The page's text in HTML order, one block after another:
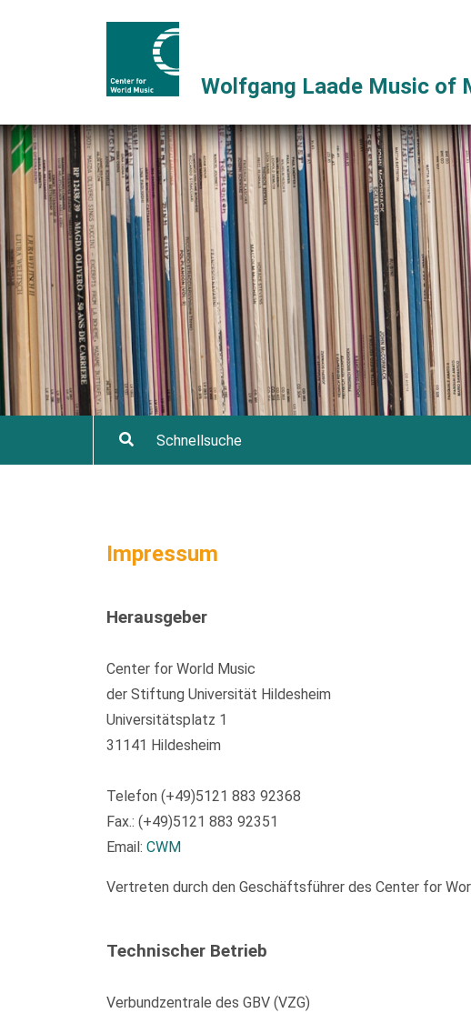
Wolfgang Laade Music of
Impressum
Herausgeber
Center for World Music
der Stiftung Universität Hildesheim
Universitätsplatz 1
31141 Hildesheim
Telefon (+49)5121 883 92368
Fax.: (+49)5121 883 92351
Email: CWM
Vertreten durch den Geschäftsführer des Center for
Technischer Betrieb
Verbundzentrale des GBV (VZG)